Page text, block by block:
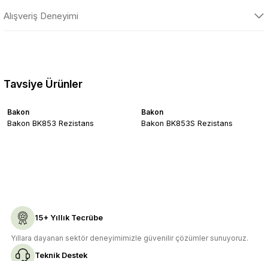
konularda yetersiz gördüğünüz noktaları öneri formunu kullanarak
Ürün açıklamasında eksik bilgiler bulunuyor.
Ürün fiyatı diğer sitelerden daha pahalı.
Alışveriş Deneyimi
Tavsiye Ürünler
Bakon
Bakon BK853 Rezistans
Bakon
Bakon BK853S Rezistans
15+ Yıllık Tecrübe
Yıllara dayanan sektör deneyimimizle güvenilir çözümler sunuyoruz.
Teknik Destek